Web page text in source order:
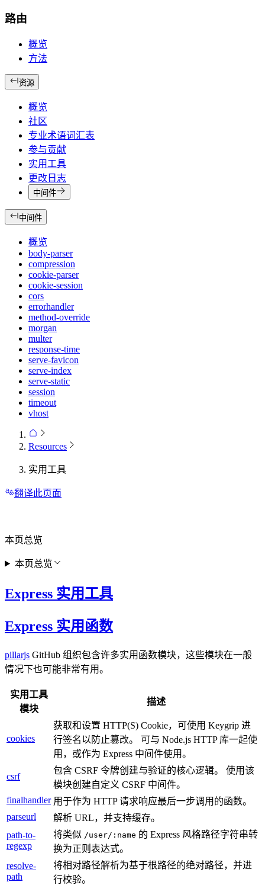
路由
概览
方法
资源
概览
社区
专业术语词汇表
参与贡献
实用工具
更改日志
中间件
中间件
概览
body-parser
compression
cookie-parser
cookie-session
cors
errorhandler
method-override
morgan
multer
response-time
serve-favicon
serve-index
serve-static
session
timeout
vhost
Resources
实用工具
翻译此页面
Express 实用工具
Express 实用函数
pillarjs GitHub 组织包含许多实用函数模块，这些模块在一般
情况下也可能非常有用。
实用工具
模块
描述
cookies
获取和设置 HTTP(S) Cookie，可使用 Keygrip 进
行签名以防止篡改。 可与 Node.js HTTP 库一起使
用，或作为 Express 中间件使用。
csrf
包含 CSRF 令牌创建与验证的核心逻辑。 使用该
模块创建自定义 CSRF 中间件。
finalhandler 用于作为 HTTP 请求响应最后一步调用的函数。
parseurl
解析 URL，并支持缓存。
path-to-
regexp
将类似 /user/:name 的 Express 风格路径字符串转
换为正则表达式。
resolve-
path
将相对路径解析为基于根路径的绝对路径，并进
行校验。
本页总览
本页总览